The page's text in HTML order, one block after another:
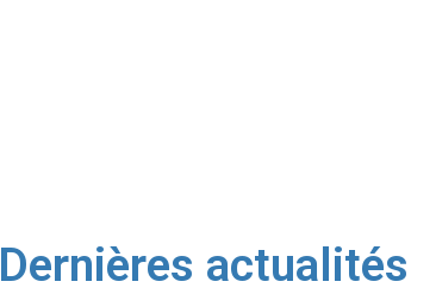
Dernières actualités